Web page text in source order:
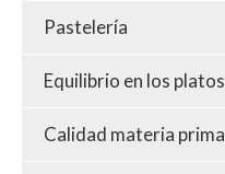
Pastelería
Equilibrio en los platos
Calidad materia prima